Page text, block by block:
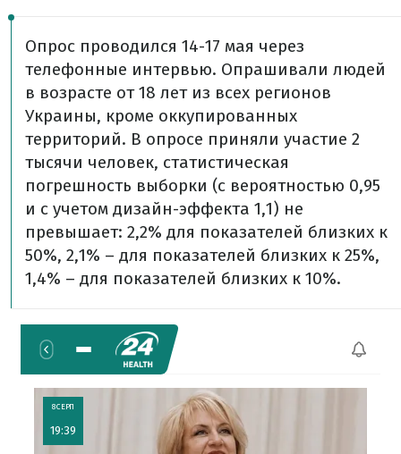
Опрос проводился 14-17 мая через
телефонные интервью. Опрашивали людей
в возрасте от 18 лет из всех регионов
Украины, кроме оккупированных
территорий. В опросе приняли участие 2
тысячи человек, статистическая
погрешность выборки (с вероятностью 0,95
и с учетом дизайн-эффекта 1,1) не
превышает: 2,2% для показателей близких к
50%, 2,1% – для показателей близких к 25%,
1,4% – для показателей близких к 10%.